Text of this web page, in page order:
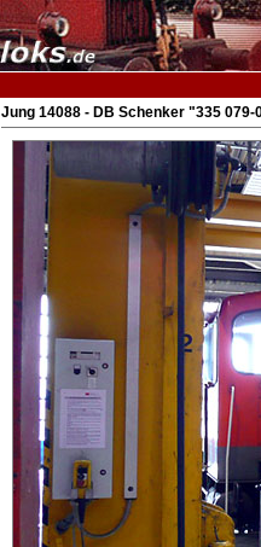
Jung 14088 - DB Schenker "335 079-